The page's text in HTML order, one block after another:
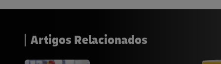
Artigos Relacionados